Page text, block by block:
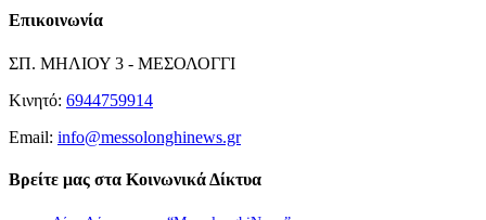
Επικοινωνία
ΣΠ. ΜΗΛΙΟΥ 3 - ΜΕΣΟΛΟΓΓΙ
Κινητό: 6944759914
Email: info@messolonghinews.gr
Βρείτε μας στα Κοινωνικά Δίκτυα